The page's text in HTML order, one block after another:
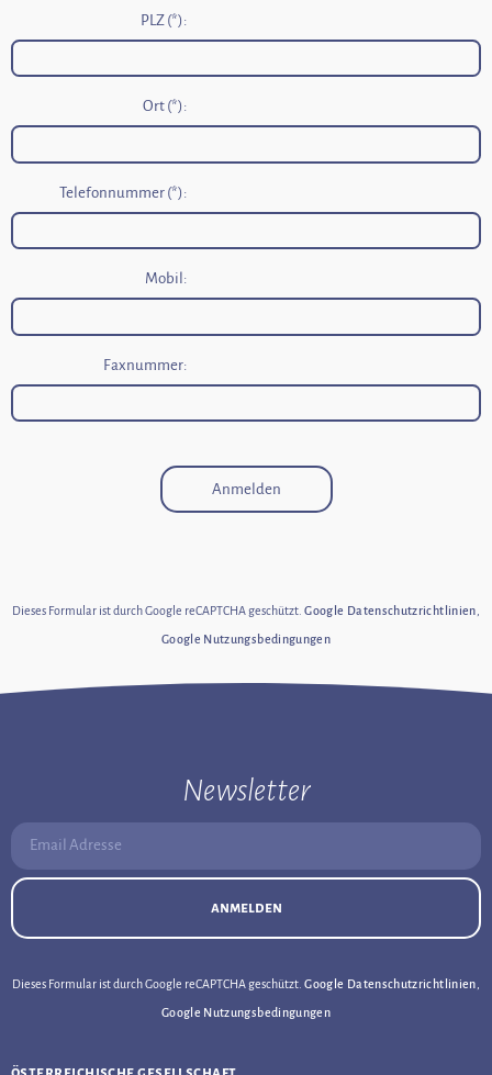
PLZ (*):
Ort (*):
Telefonnummer (*):
Mobil:
Faxnummer:
Anmelden
Dieses Formular ist durch Google reCAPTCHA geschützt.Google Datenschutzrichtlinien
Google Nutzungsbedingungen
Newsletter
Email Adresse:
anmelden
Dieses Formular ist durch Google reCAPTCHA geschützt.Google Datenschutzrichtlinien
Google Nutzungsbedingungen